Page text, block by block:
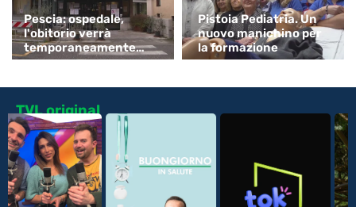
Pescia: ospedale,
l'obitorio verrà
temporaneamente
spostato
Pistoia Pediatria. Un
nuovo manichino per
la formazione
TVL original